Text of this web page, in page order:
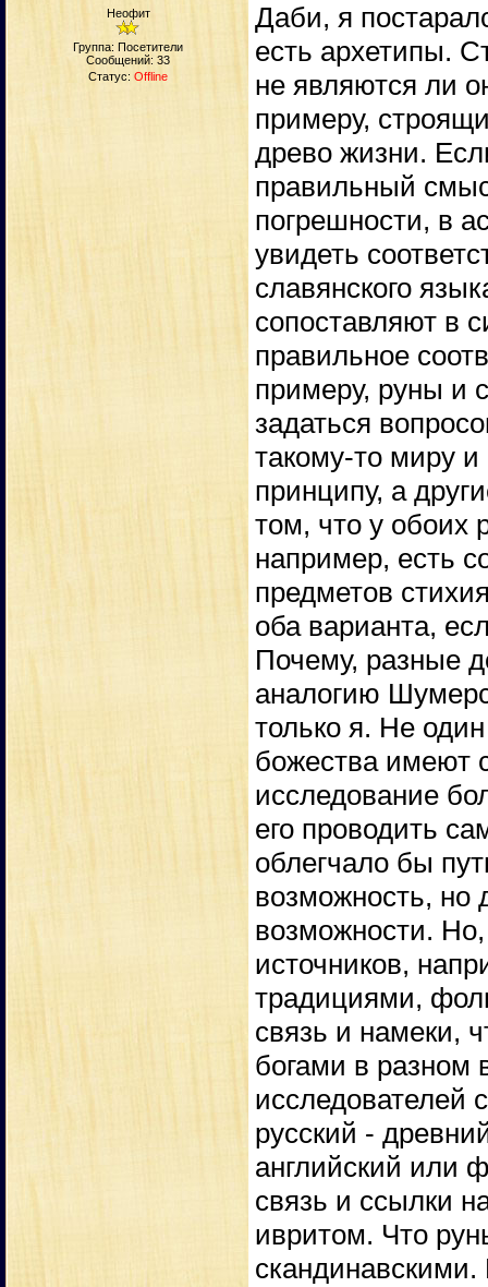
Неофит
Группа: Посетители
Сообщений: 33
Статус: Offline
Даби, я
есть архетипы.
не являются ли
примеру,
древо жизни.
правильный
погрешности, в
увидеть
славянского
сопоставляют в
правильное
примеру, руны и
задаться
такому-то миру
принципу, а
том, что у обоих
например, есть
предметов
оба варианта,
Почему, разные
аналогию
только я. Не
божества имеют
исследование
его проводить
облегчало бы
возможность, но
возможности.
источников,
традициями,
связь и намеки,
богами в разном
исследователей
русский -
английский или
связь и ссылки
ивритом. Что
скандинавскими.